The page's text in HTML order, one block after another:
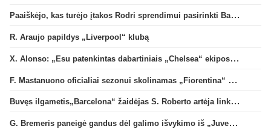
Paaiškėjo, kas turėjo įtakos Rodri sprendimui pasirinkti Barselonos pusę
R. Araujo papildys „Liverpool“ klubą
X. Alonso: „Esu patenkintas dabartiniais „Chelsea“ ekipos vartininkais“
F. Mastanuono oficialiai sezonui skolinamas „Fiorentina“ ekipai
Buvęs ilgametis„Barcelona“ žaidėjas S. Roberto artėja link persikėlimo į MLS
G. Bremeris paneigė gandus dėl galimo išvykimo iš „Juventus“ klubo